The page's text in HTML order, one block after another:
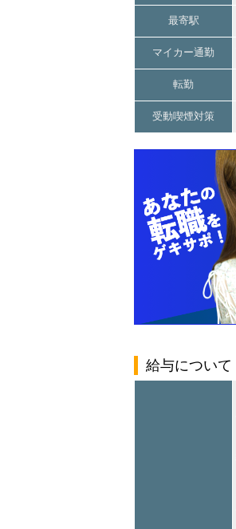
最寄駅
マイカー通勤
転勤
受動喫煙対策
給与について